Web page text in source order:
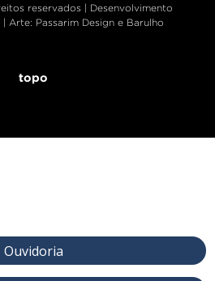
reservados | Desenvolvimento
| Arte: Passarim Design e Barulho
topo
Ouvidoria